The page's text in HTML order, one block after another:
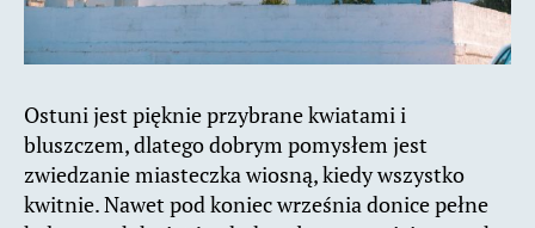
Ostuni jest pięknie przybrane kwiatami i
bluszczem, dlatego dobrym pomysłem jest
zwiedzanie miasteczka wiosną, kiedy wszystko
kwitnie. Nawet pod koniec września donice pełne